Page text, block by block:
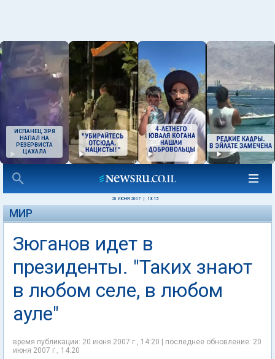
ИСПАНЕЦ ЗРЯ
НАПАЛ НА
РЕЗЕРВИСТА
ЦАХАЛА
20 ИЮНЯ 2007 13:15
МИР
Зюганов идет в
президенты. "Таких знают
в любом селе, в любом
ауле"
время публикации: 20 июня 2007 г., 14:20 | последнее обновление: 20
июня 2007 г., 14:20